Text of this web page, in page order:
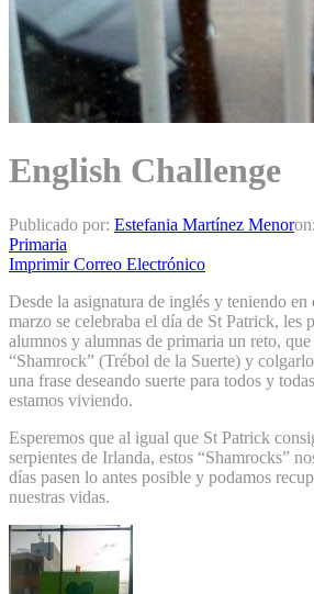
English Challenge
Publicado por: Estefania Martínez Menoron:
Primaria
Imprimir Correo Electrónico
Desde la asignatura de inglés y teniendo en
marzo se celebraba el día de St Patrick, les
alumnos y alumnas de primaria un reto,
“Shamrock” (Trébol de la Suerte) y
una frase deseando suerte para todos y
estamos viviendo.
Esperemos que al igual que St Patrick
serpientes de Irlanda, estos “Shamrocks”
días pasen lo antes posible y podamos
nuestras vidas.